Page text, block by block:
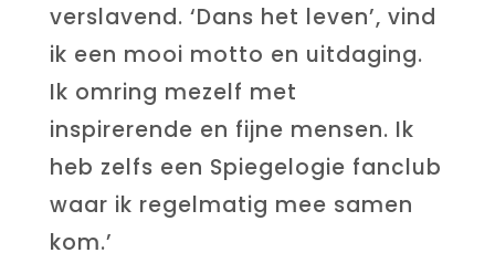
verslavend. ‘Dans het leven’, vind
ik een mooi motto en uitdaging.
Ik omring mezelf met
inspirerende en fijne mensen. Ik
heb zelfs een Spiegelogie fanclub
waar ik regelmatig mee samen
kom.’